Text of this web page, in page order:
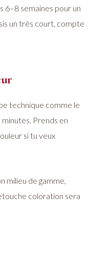
6–8 semaines pour un
un très court, compte
technique comme le
Prends en
si tu veux
milieu de gamme,
coloration sera